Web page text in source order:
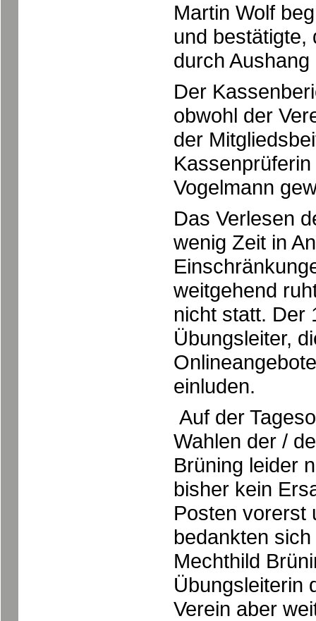
Martin Wolf
und bestätigte,
durch
Der
obwohl der
der
Vogelmann
Das Verlesen
wenig Zeit in
weitgehend
nicht statt. Der
Übungsleiter,
einluden.
Auf der
Wahlen der /
Brüning leider
bisher kein
Posten vorerst
bedankten
Mechthild
Übungsleiterin
Verein aber